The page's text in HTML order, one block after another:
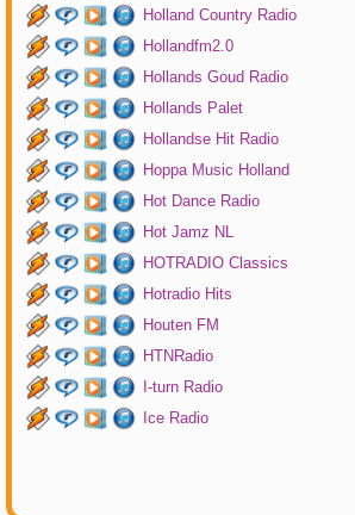
Holland Country Radio
Hollandfm2.0
Hollands Goud Radio
Hollands Palet
Hollandse Hit Radio
Hoppa Music Holland
Hot Dance Radio
Hot Jamz NL
HOTRADIO Classics
Hotradio Hits
Houten FM
HTNRadio
I-turn Radio
Ice Radio